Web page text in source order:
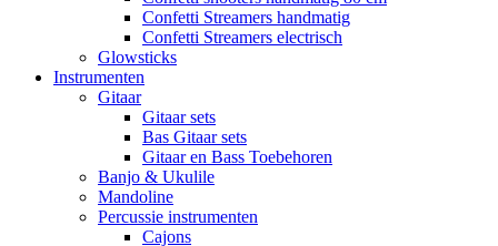
Confetti Streamers handmatig
Confetti Streamers electrisch
Glowsticks
Instrumenten
Gitaar
Gitaar sets
Bas Gitaar sets
Gitaar en Bass Toebehoren
Banjo & Ukulile
Mandoline
Percussie instrumenten
Cajons